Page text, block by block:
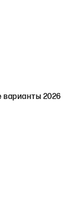
варианты 2026